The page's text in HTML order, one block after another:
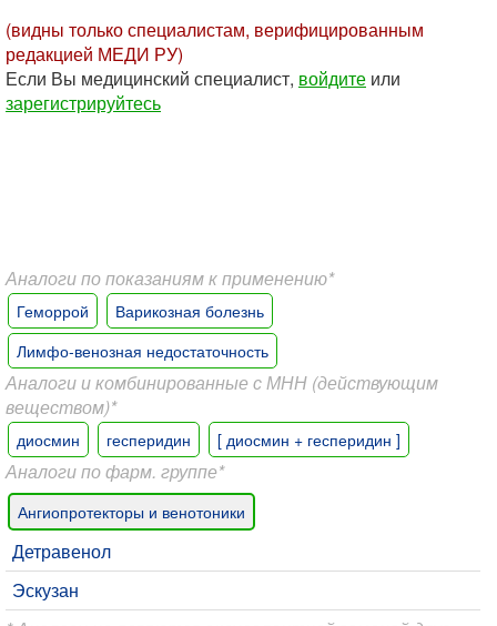
(видны только специалистам, верифицированным
редакцией МЕДИ РУ)
Если Вы медицинский специалист, войдите или
зарегистрируйтесь
Аналоги по показаниям к применению*
Геморрой
Варикозная болезнь
Лимфо-венозная недостаточность
Аналоги и комбинированные с МНН (действующим
веществом)*
диосмин гесперидин [ диосмин + гесперидин ]
Аналоги по фарм. группе*
Ангиопротекторы и венотоники
Детравенол
Эскузан